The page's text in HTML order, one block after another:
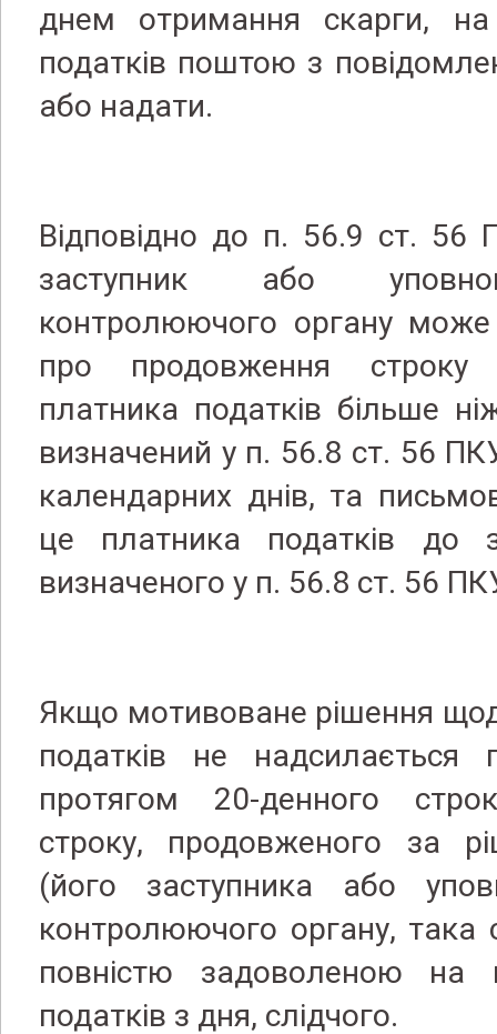
днем ​​отримання скарги,
податків поштою з
або надати.
Відповідно до п. 56.9 ст. 56
заступник або
контролюючого органу може
про продовження строку
платника податків більше
визначений у п. 56.8 ст. 56
календарних днів, та
це платника податків до
визначеного у п. 56.8 ст. 56
Якщо мотивоване рішення
податків не надсилається
протягом 20-денного
строку, продовженого за
(його заступника або
контролюючого органу, така
повністю задоволеною на
податків з дня, слідчого.